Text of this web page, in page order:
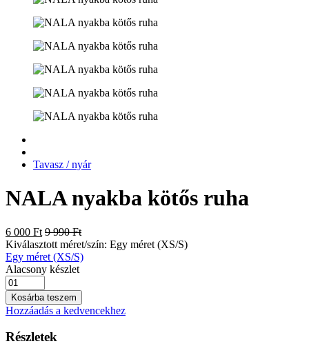
Tavasz / nyár
NALA nyakba kötős ruha
6 000 Ft 9 990 Ft
Kiválasztott méret/szín: Egy méret (XS/S)
Egy méret (XS/S)
Alacsony készlet
Kosárba teszem
Hozzáadás a kedvencekhez
Részletek